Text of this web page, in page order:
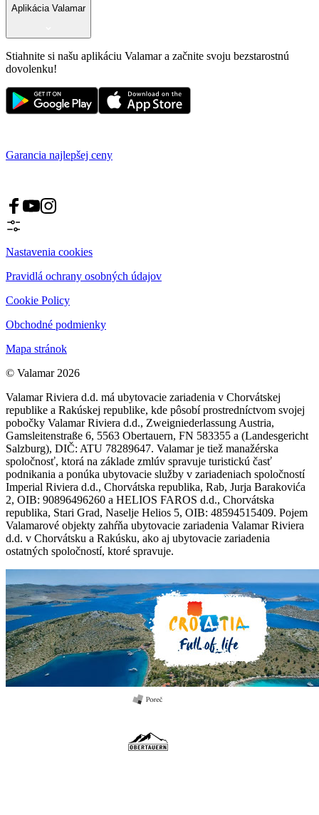
Aplikácia Valamar
Stiahnite si našu aplikáciu Valamar a začnite svoju bezstarostnú
dovolenku!
Garancia najlepšej ceny
Nastavenia cookies
Pravidlá ochrany osobných údajov
Cookie Policy
Obchodné podmienky
Mapa stránok
© Valamar 2026
Valamar Riviera d.d. má ubytovacie zariadenia v Chorvátskej
republike a Rakúskej republike, kde pôsobí prostredníctvom svojej
pobočky Valamar Riviera d.d., Zweigniederlassung Austria,
Gamsleitenstraße 6, 5563 Obertauern, FN 583355 a (Landesgericht
Salzburg), DIČ: ATU 78289647. Valamar je tiež manažérska
spoločnosť, ktorá na základe zmlúv spravuje turistickú časť
podnikania a ponúka ubytovacie služby v zariadeniach spoločností
Imperial Riviera d.d., Chorvátska republika, Rab, Jurja Barakovića
2, OIB: 90896496260 a HELIOS FAROS d.d., Chorvátska
republika, Stari Grad, Naselje Helios 5, OIB: 48594515409. Pojem
Valamarové objekty zahŕňa ubytovacie zariadenia Valamar Riviera
d.d. v Chorvátsku a Rakúsku, ako aj ubytovacie zariadenia
ostatných spoločností, ktoré spravuje.